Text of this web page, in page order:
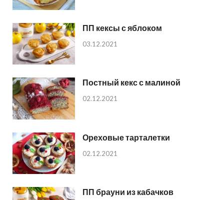
ПП кексы с яблоком
03.12.2021
Постный кекс с малиной
02.12.2021
Ореховые тарталетки
02.12.2021
ПП брауни из кабачков